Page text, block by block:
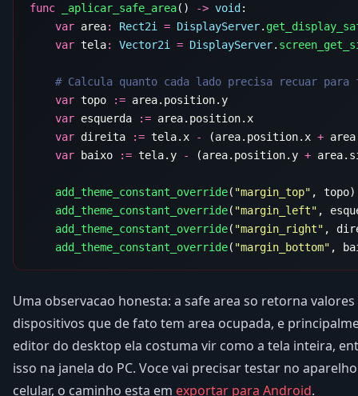
func _aplicar_safe_area() -> void
    var
area: Rect2i = DisplayServer.
    var
tela: Vector2i = DisplayServer.
    var
topo :=
    var
esquerda :=
    var
direita := tela.x - (area.position.x +
    var
baixo := tela.y - (area.position.y +
    add_theme_constant_override
( "margin_top"
    add_theme_constant_override
( "margin_left"
    add_theme_constant_override
( "margin_right"
    add_theme_constant_override
( "margin_bottom"
Uma observacao honesta: a safe area so retorna
dispositivos que de fato tem area ocupada, e
editor do desktop ela costuma vir como a tela inteira,
isso na janela do PC. Voce vai precisar testar no
celular, o caminho esta em exportar para Android.